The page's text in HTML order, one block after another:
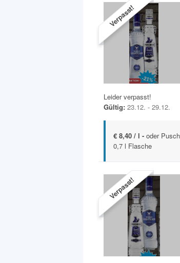
Verpasst!
Leider verpasst!
Gültig: 23.12. - 29.12.
€ 8,40 / l - oder
0,7 l Flasche
Verpasst!